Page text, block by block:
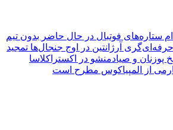
ستاره‌های فوتبال در حال حاضر بدون تیم
آرژانتین در اوج جنجال‌ها تمجید
پوزنان و صیادمنشو در اکستراکلاسا
از المپیاکوس مطرح است